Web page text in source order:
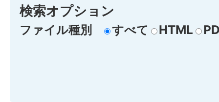
検索オプション
ファイル種別 すべて HTML